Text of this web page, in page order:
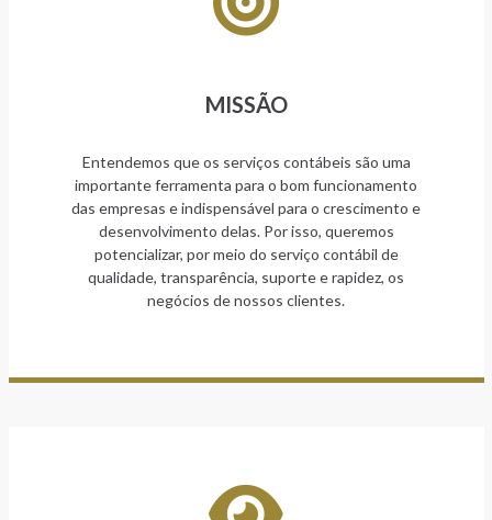
MISSÃO
Entendemos que os serviços contábeis são uma
importante ferramenta para o bom funcionamento
das empresas e indispensável para o crescimento e
desenvolvimento delas. Por isso, queremos
potencializar, por meio do serviço contábil de
qualidade, transparência, suporte e rapidez, os
negócios de nossos clientes.